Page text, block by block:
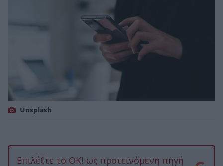
Unsplash
Επιλέξτε το OK! ως προτεινόμενη πηγή